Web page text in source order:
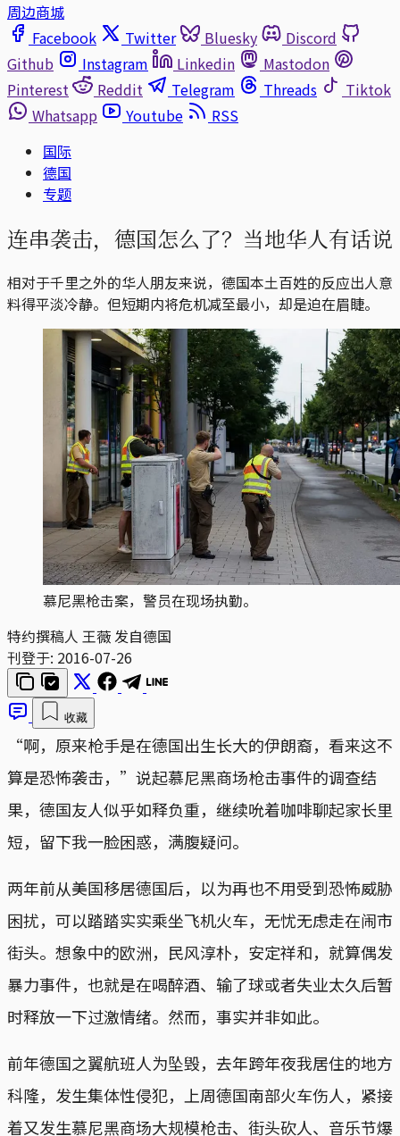
周边商城
Facebook
Twitter Bluesky
Discord
Github
Instagram Linkedin
Mastodon
Pinterest
Reddit Telegram Threads
Tiktok
Whatsapp
Youtube
RSS
国际
德国
专题
连串袭击，德国怎么了？当地华人有话说
相对于千里之外的华人朋友来说，德国本土百姓的反应出人意
料得平淡冷静。但短期内将危机减至最小，却是迫在眉睫。
慕尼黑枪击案，警员在现场执勤。
特约撰稿人 王薇 发自德国
刊登于: 2016-07-26
收藏
“啊，原来枪手是在德国出生长大的伊朗裔，看来这不
算是恐怖袭击，”说起慕尼黑商场枪击事件的调查结
果，德国友人似乎如释负重，继续吮着咖啡聊起家长里
短，留下我一脸困惑，满腹疑问。
两年前从美国移居德国后，以为再也不用受到恐怖威胁
困扰，可以踏踏实实乘坐飞机火车，无忧无虑走在闹市
街头。想象中的欧洲，民风淳朴，安定祥和，就算偶发
暴力事件，也就是在喝醉酒、输了球或者失业太久后暂
时释放一下过激情绪。然而，事实并非如此。
前年德国之翼航班人为坠毁，去年跨年夜我居住的地方
科隆，发生集体性侵犯，上周德国南部火车伤人，紧接
着又发生慕尼黑商场大规模枪击、街头砍人、音乐节爆